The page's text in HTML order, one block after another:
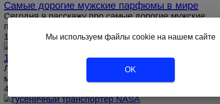
Cамые дорогие мужские парфюмы в мире
Сегодня я расскажу про самые дорогие мужские
парфюмы в мире.
12.3к.
10 Лучших видеорегистраторов 2024 года
Лучшие видеорегистраторы 2024 года, плюсы и
минусы
4.1к.
Мы используем файлы cookie на нашем сайте
OK